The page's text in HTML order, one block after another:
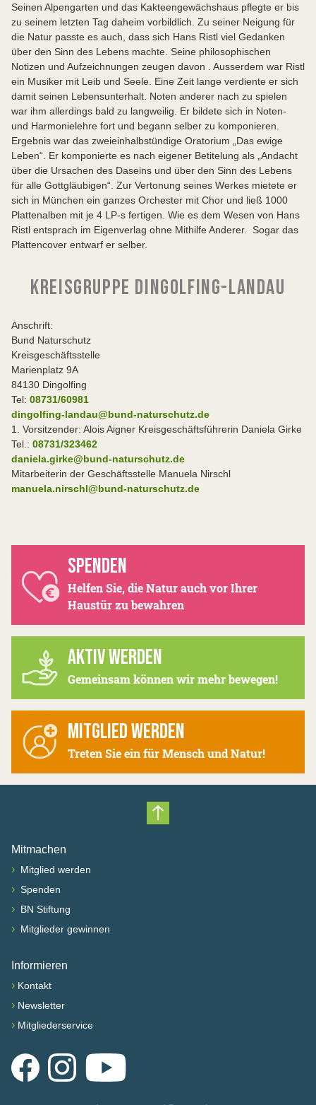
Seinen Alpengarten und das Kakteengewächshaus pflegte er bis
zu seinem letzten Tag daheim vorbildlich. Zu seiner Neigung für
die Natur passte es auch, dass sich Hans Ristl viel Gedanken
über den Sinn des Lebens machte. Seine philosophischen
Notizen und Aufzeichnungen zeugen davon . Ausserdem war Ristl
ein Musiker mit Leib und Seele. Eine Zeit lange verdiente er sich
damit seinen Lebensunterhalt. Noten anderer nach zu spielen
war ihm allerdings bald zu langweilig. Er bildete sich in Noten-
und Harmonielehre fort und begann selber zu komponieren.
Ergebnis war das zweieinhalbstündige Oratorium „Das ewige
Leben“. Er komponierte es nach eigener Betitelung als „Andacht
über die Ursachen des Daseins und über den Sinn des Lebens
für alle Gottgläubigen“. Zur Vertonung seines Werkes mietete er
sich in München ein ganzes Orchester mit Chor und ließ 1000
Plattenalben mit je 4 LP-s fertigen. Wie es dem Wesen von Hans
Ristl entsprach im Eigenverlag ohne Mithilfe Anderer. Sogar das
Plattencover entwarf er selber.
KREISGRUPPE DINGOLFING-LANDAU
Anschrift:
Bund Naturschutz
Kreisgeschäftsstelle
Marienplatz 9A
84130 Dingolfing
Tel: 08731/60981
dingolfing-landau@bund-naturschutz.de
1. Vorsitzender: Alois Aigner Kreisgeschäftsführerin Daniela Girke
Tel.: 08731/323462
daniela.girke@bund-naturschutz.de
Mitarbeiterin der Geschäftsstelle Manuela Nirschl
manuela.nirschl@bund-naturschutz.de
SPENDEN
Helfen Sie, die Natur auch vor Ihrer
Haustür zu bewahren
AKTIV WERDEN
Gemeinsam können wir mehr bewegen!
MITGLIED WERDEN
Treten Sie ein für Mensch und Natur!
Nach oben scrollen
Mitmachen
› Mitglied werden
› Spenden
› BN Stiftung
› Mitglieder gewinnen
Informieren
› Kontakt
› Newsletter
› Mitgliederservice
FacebookInstagramYouTube